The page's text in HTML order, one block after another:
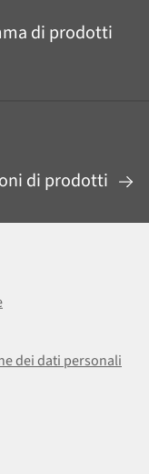
di prodotti
di prodotti
dei dati personali